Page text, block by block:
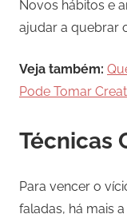
Novos hábitos e
ajudar a quebrar
Veja também:
Pode Tomar
Técnicas
Para vencer o
faladas, há mais